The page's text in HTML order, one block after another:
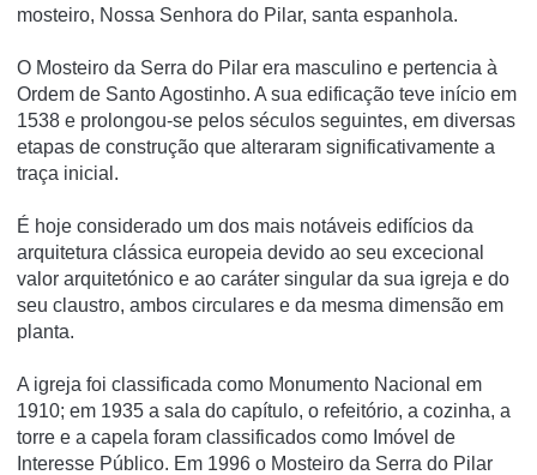
mosteiro, Nossa Senhora do Pilar, santa espanhola.
O Mosteiro da Serra do Pilar era masculino e pertencia à
Ordem de Santo Agostinho. A sua edificação teve iní­cio em
1538 e prolongou-se pelos séculos seguintes, em diversas
etapas de construção que alteraram significativamente a
traça inicial.
É hoje considerado um dos mais notáveis edifí­cios da
arquitetura clássica europeia devido ao seu excecional
valor arquitetónico e ao caráter singular da sua igreja e do
seu claustro, ambos circulares e da mesma dimensão em
planta.
A igreja foi classificada como Monumento Nacional em
1910; em 1935 a sala do capí­tulo, o refeitório, a cozinha, a
torre e a capela foram classificados como Imóvel de
Interesse Público. Em 1996 o Mosteiro da Serra do Pilar